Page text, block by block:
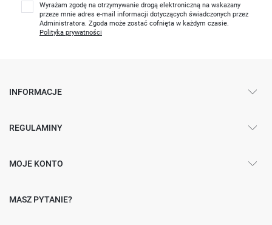
Wyrażam zgodę na otrzymywanie drogą elektroniczną na wskazany
przeze mnie adres e-mail informacji dotyczących świadczonych przez
Administratora. Zgoda może zostać cofnięta w każdym czasie.
Polityka prywatności
INFORMACJE
REGULAMINY
MOJE KONTO
MASZ PYTANIE?